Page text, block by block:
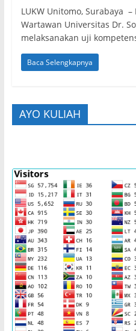
LUKW Unitomo, Surabaya
Wartawan Universitas Dr.
melaksanakan uji
Baca Selengkapnya
AYO KULIAH